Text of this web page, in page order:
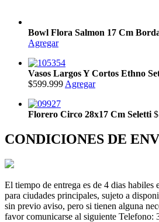
Bowl Flora Salmon 17 Cm
Agregar
Vasos Largos Y Cortos Ethno
$599.999 Agregar
Florero Circo 28x17 Cm Seletti
CONDICIONES DE
El tiempo de entrega es de 4 dias habiles
para ciudades principales, sujeto a
sin previo aviso, pero si tienen alguna
favor comunicarse al siguiente Telefono: